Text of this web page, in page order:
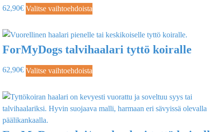
62,90€ Valitse vaihtoehdoista
ForMyDogs talvihaalari tyttö koiralle
62,90€ Valitse vaihtoehdoista